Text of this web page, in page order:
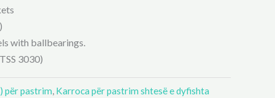
with ballbearings.
3030)
për pastrim, Karroca për pastrim shtesë e dyfishta